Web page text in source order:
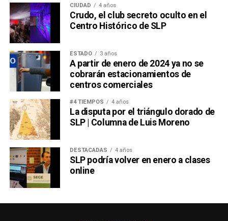
CIUDAD 4 años
Crudo, el club secreto oculto en el
Centro Histórico de SLP
ESTADO 3 años
A partir de enero de 2024 ya no se
cobrarán estacionamientos de
centros comerciales
#4 TIEMPOS 4 años
La disputa por el triángulo dorado de
SLP | Columna de Luis Moreno
DESTACADAS 4 años
SLP podría volver en enero a clases
online